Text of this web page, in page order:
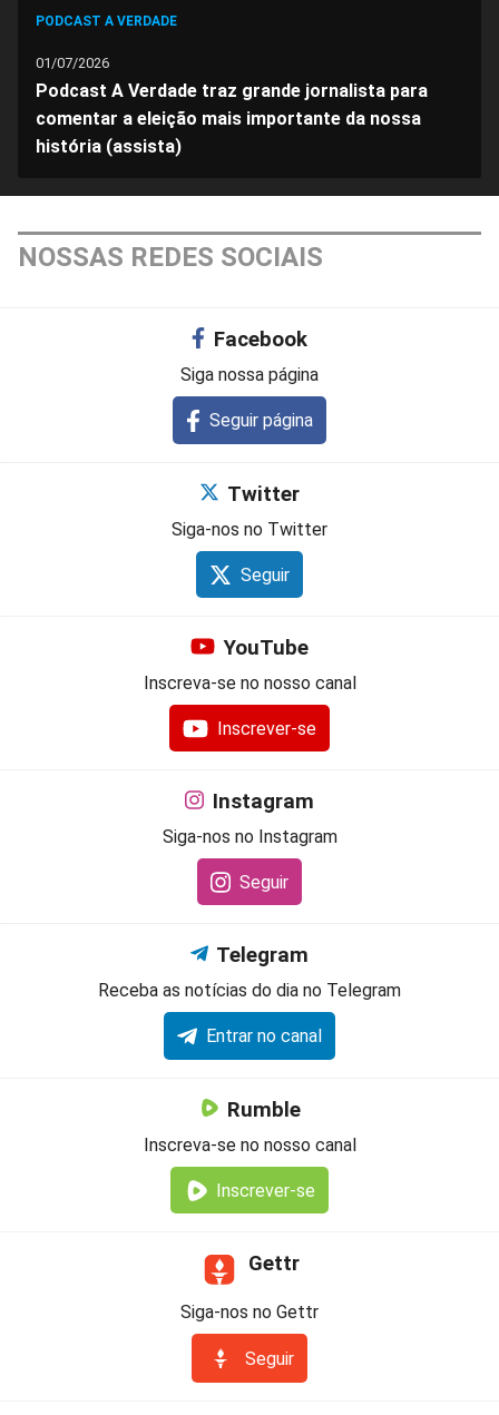
PODCAST A VERDADE
01/07/2026
Podcast A Verdade traz grande jornalista para
comentar a eleição mais importante da nossa
história (assista)
NOSSAS REDES SOCIAIS
Facebook
Siga nossa página
Seguir página
Twitter
Siga-nos no Twitter
Seguir
YouTube
Inscreva-se no nosso canal
Inscrever-se
Instagram
Siga-nos no Instagram
Seguir
Telegram
Receba as notícias do dia no Telegram
Entrar no canal
Rumble
Inscreva-se no nosso canal
Inscrever-se
Gettr
Siga-nos no Gettr
Seguir